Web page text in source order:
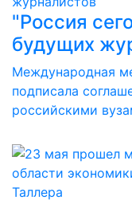
"Россия
будущих
Международная
подписала
российскими